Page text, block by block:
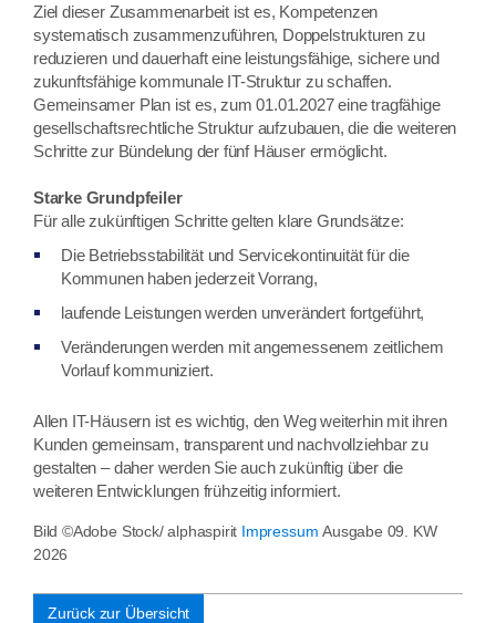
Ziel dieser Zusammenarbeit ist es, Kompetenzen
systematisch zusammenzuführen, Doppelstrukturen zu
reduzieren und dauerhaft eine leistungsfähige, sichere und
zukunftsfähige kommunale IT-Struktur zu schaffen.
Gemeinsamer Plan ist es, zum 01.01.2027 eine tragfähige
gesellschaftsrechtliche Struktur aufzubauen, die die weiteren
Schritte zur Bündelung der fünf Häuser ermöglicht.
Starke Grundpfeiler
Für alle zukünftigen Schritte gelten klare Grundsätze:
Die Betriebsstabilität und Servicekontinuität für die
Kommunen haben jederzeit Vorrang,
laufende Leistungen werden unverändert fortgeführt,
Veränderungen werden mit angemessenem zeitlichem
Vorlauf kommuniziert.
Allen IT-Häusern ist es wichtig, den Weg weiterhin mit ihren
Kunden gemeinsam, transparent und nachvollziehbar zu
gestalten – daher werden Sie auch zukünftig über die
weiteren Entwicklungen frühzeitig informiert.
Bild ©Adobe Stock/ alphaspirit ImpressumAusgabe 09. KW
2026
Zurück zur Übersicht